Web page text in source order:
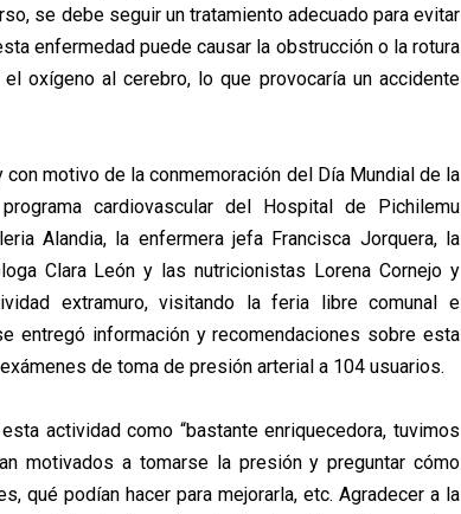
se debe seguir un tratamiento adecuado para evitar
enfermedad puede causar la obstrucción o la rotura
oxígeno al cerebro, lo que provocaría un accidente
motivo de la conmemoración del Día Mundial de la
cardiovascular del Hospital de Pichilemu
Alandia, la enfermera jefa Francisca Jorquera, la
Clara León y las nutricionistas Lorena Cornejo y
extramuro, visitando la feria libre comunal e
entregó información y recomendaciones sobre esta
de toma de presión arterial a 104 usuarios.
actividad como “bastante enriquecedora, tuvimos
motivados a tomarse la presión y preguntar cómo
qué podían hacer para mejorarla, etc. Agradecer a la